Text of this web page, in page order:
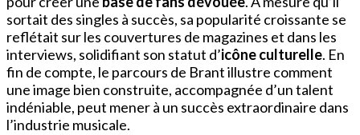
sortait des singles à succès, sa popularité croissante se
reflétait sur les couvertures de magazines et dans les
interviews, solidifiant son statut d’icône culturelle. En
fin de compte, le parcours de Brant illustre comment
une image bien construite, accompagnée d’un talent
indéniable, peut mener à un succès extraordinaire dans
l’industrie musicale.